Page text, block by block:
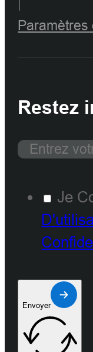
Restez
Je
Envoyer